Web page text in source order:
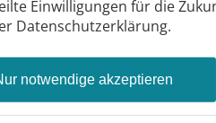
Einwilligungen für die
Datenschutzerklärung.
notwendige akzeptieren